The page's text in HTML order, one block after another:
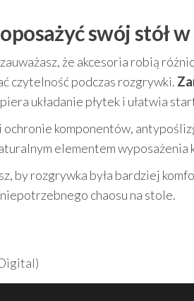
swój stół
że akcesoria robią
czytelność podczas rozgrywki.
układanie płytek i ułatwia
komponentów,
elementem wyposażenia
by rozgrywka była bardziej
chaosu na stole.